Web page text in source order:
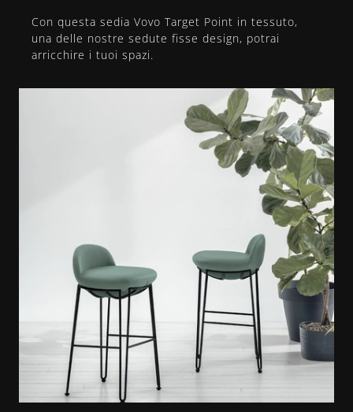
Con questa sedia Vovo Target Point in tessuto,
una delle nostre sedute fisse design, potrai
arricchire i tuoi spazi.